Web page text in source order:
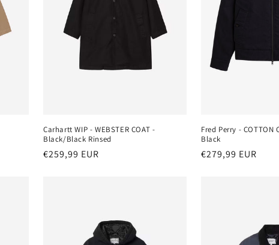
Carhartt WIP - WEBSTER COAT -
Black/Black Rinsed
Normaler
€259,99 EUR
Fred Perry - COTTON
Black
Normaler
€279,99 EUR